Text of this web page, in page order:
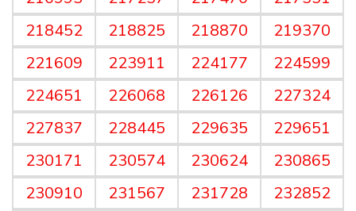
218452
218825 218870
219370
221609
223911 224177
224599
224651
226068 226126
227324
227837
228445 229635
229651
230171
230574 230624
230865
230910
231567 231728
232852